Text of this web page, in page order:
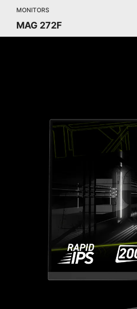
MONITORS
MAG 272F